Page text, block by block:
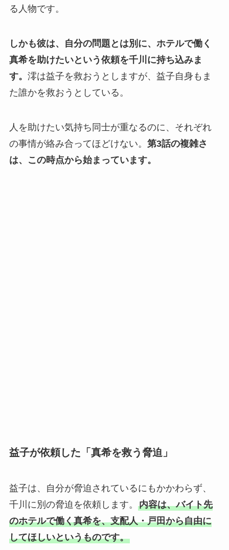
る人物です。
しかも彼は、自分の問題とは別に、ホテルで働く
真希を助けたいという依頼を千川に持ち込みま
す。 澪は益子を救おうとしますが、益子自身もま
た誰かを救おうとしている。
人を助けたい気持ち同士が重なるのに、それぞれ
の事情が絡み合ってほどけない。 第3話の複雑さ
は、この時点から始まっています。
益子が依頼した「真希を救う脅迫」
益子は、自分が脅迫されているにもかかわらず、
千川に別の脅迫を依頼します。 内容は、バイト先
のホテルで働く真希を、支配人・戸田から自由に
してほしいというものです。